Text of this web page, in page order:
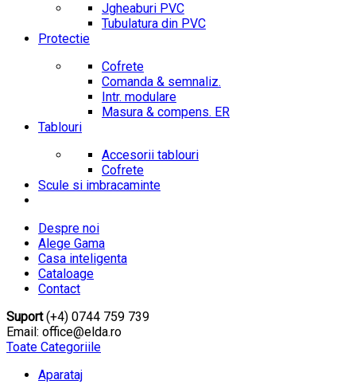
Jgheaburi PVC
Tubulatura din PVC
Protectie
Cofrete
Comanda & semnaliz.
Intr. modulare
Masura & compens. ER
Tablouri
Accesorii tablouri
Cofrete
Scule si imbracaminte
Despre noi
Alege Gama
Casa inteligenta
Cataloage
Contact
Suport(+4) 0744 759 739
Email: office@elda.ro
Toate Categoriile
Aparataj